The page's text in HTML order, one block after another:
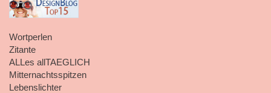
Wortperlen
Zitante
ALLes allTAEGLICH
Mitternachtsspitzen
Lebenslichter